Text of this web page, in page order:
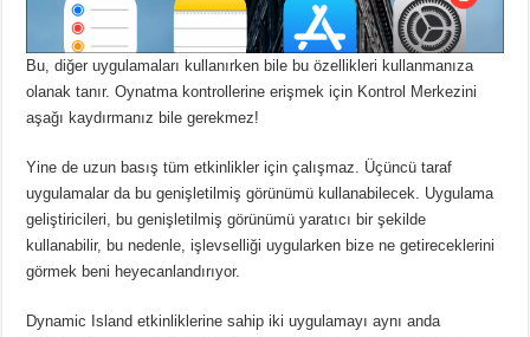
Bu, diğer uygulamaları kullanırken bile bu özellikleri kullanmanıza
olanak tanır.Oynatma kontrollerine erişmek için Kontrol Merkezini
aşağı kaydırmanız bile gerekmez!
Yine de uzun basış tüm etkinlikler için çalışmaz. Üçüncü taraf
uygulamalar da bu genişletilmiş görünümü kullanabilecek. Uygulama
geliştiricileri, bu genişletilmiş görünümü yaratıcı bir şekilde
kullanabilir, bu nedenle, işlevselliği uygularken bize ne getireceklerini
görmek beni heyecanlandırıyor.
Dynamic Island etkinliklerine sahip iki uygulamayı aynı anda